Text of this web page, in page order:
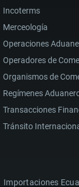
Incoterms
Merceología
Operaciones
Operadores de
Organismos de
Regímenes
Transacciones
Tránsito
Importaciones